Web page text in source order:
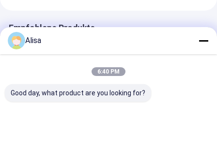
Empfohlene Produkte
Alisa
6:40 PM
Good day, what product are you looking for?